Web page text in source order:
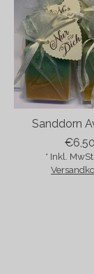
Sanddorn
* Inkl.